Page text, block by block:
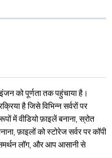
को पूर्णता तक पहुंचाया है।
है जिसे विभिन्न सर्वरों पर
में वीडियो फ़ाइलें बनाना, स्रोत
फ़ाइलों को स्टोरेज सर्वर पर कॉपी
लॉग, और आप आसानी से